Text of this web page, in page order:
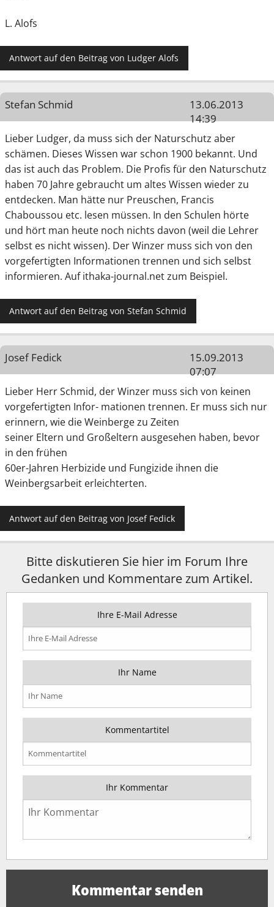
L. Alofs
Antwort auf den Beitrag von Ludger Alofs
Stefan Schmid
13.06.2013
14:39
Lieber Ludger, da muss sich der Naturschutz aber
schämen. Dieses Wissen war schon 1900 bekannt. Und
das ist auch das Problem. Die Profis für den Naturschutz
haben 70 Jahre gebraucht um altes Wissen wieder zu
entdecken. Man hätte nur Preuschen, Francis
Chaboussou etc. lesen müssen. In den Schulen hörte
und hört man heute noch nichts davon (weil die Lehrer
selbst es nicht wissen). Der Winzer muss sich von den
vorgefertigten Informationen trennen und sich selbst
informieren. Auf ithaka-journal.net zum Beispiel.
Antwort auf den Beitrag von Stefan Schmid
Josef Fedick
15.09.2013
07:07
Lieber Herr Schmid, der Winzer muss sich von keinen
vorgefertigten Infor- mationen trennen. Er muss sich nur
erinnern, wie die Weinberge zu Zeiten
seiner Eltern und Großeltern ausgesehen haben, bevor
in den frühen
60er-Jahren Herbizide und Fungizide ihnen die
Weinbergsarbeit erleichterten.
Antwort auf den Beitrag von Josef Fedick
Bitte diskutieren Sie hier im Forum Ihre
Gedanken und Kommentare zum Artikel.
Ihre E-Mail Adresse
Ihr Name
Kommentartitel
Ihr Kommentar